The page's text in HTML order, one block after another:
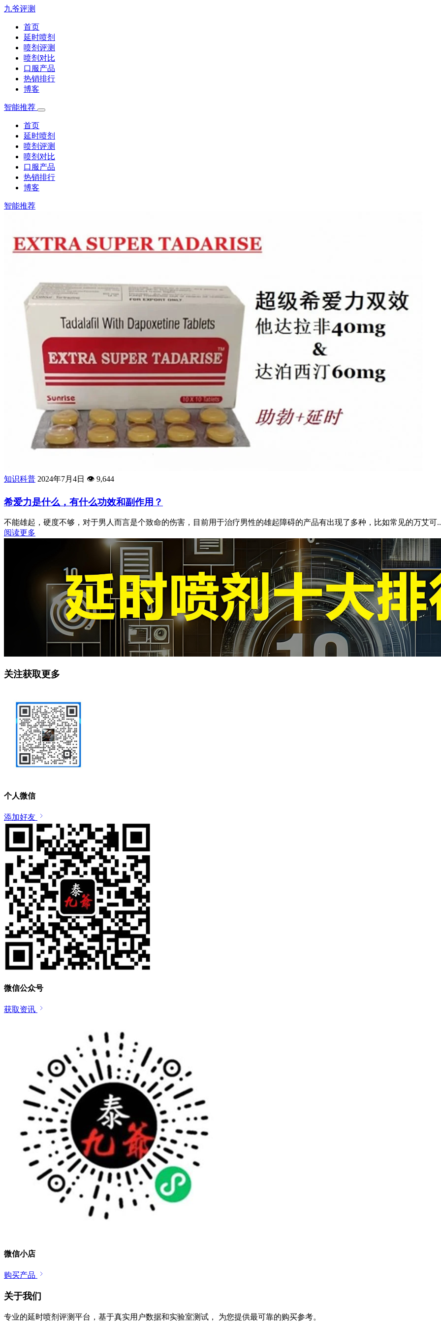
九爷评测
首页
延时喷剂
喷剂评测
喷剂对比
口服产品
热销排行
博客
智能推荐
首页
延时喷剂
喷剂评测
喷剂对比
口服产品
热销排行
博客
智能推荐
知识科普 2024年7月4日 👁️ 9,644
希爱力是什么，有什么功效和副作用？
不能雄起，硬度不够，对于男人而言是个致命的伤害，目前用于治疗男性的雄起障碍的产品有出现了多种，比如常见的万艾可
阅读更多
关注获取更多
个人微信
添加好友
微信公众号
获取资讯
微信小店
购买产品
关于我们
专业的延时喷剂评测平台，基于真实用户数据和实验室测试， 为您提供最可靠的购买参考。